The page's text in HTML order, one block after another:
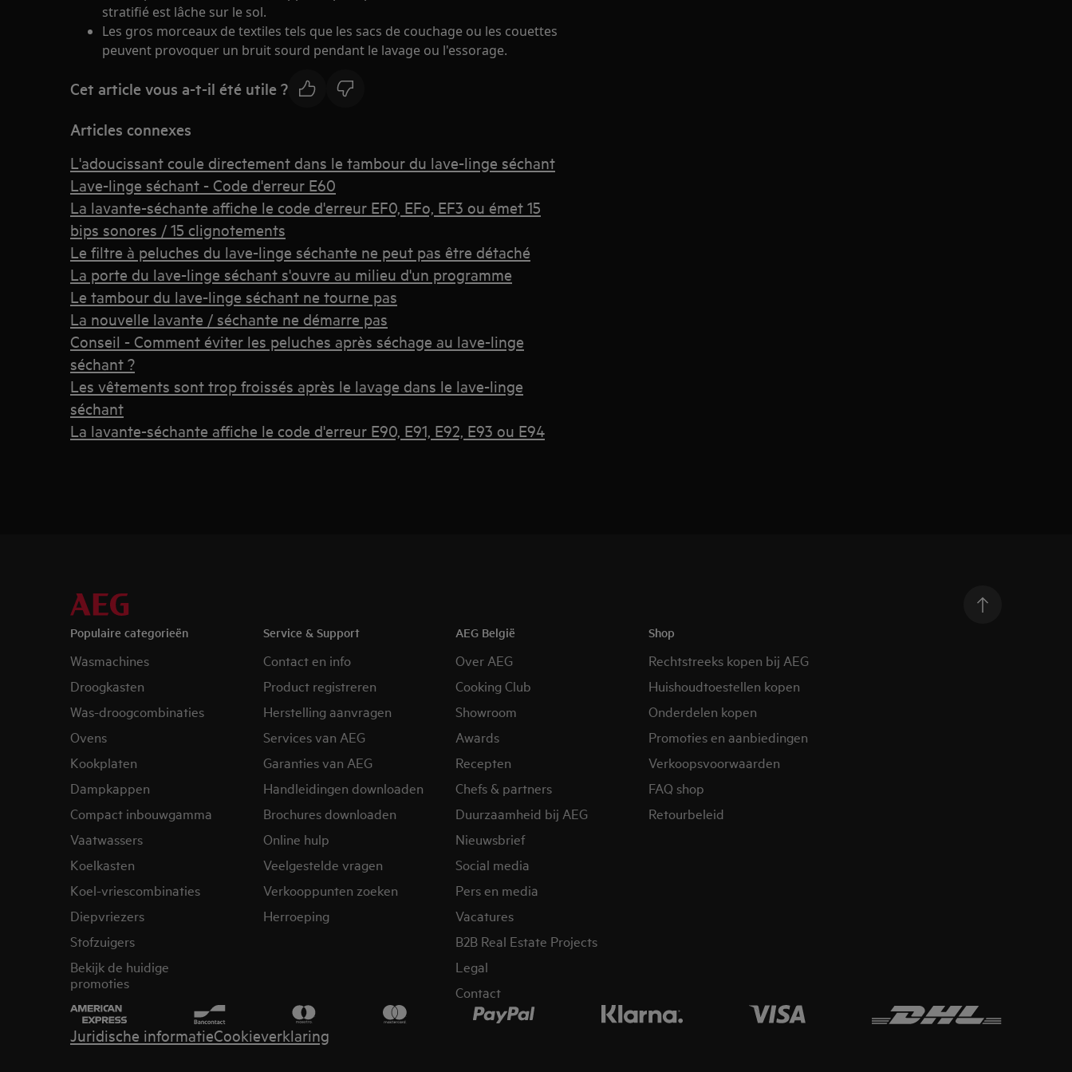
stratifié est lâche sur le sol.
Les gros morceaux de textiles tels que les sacs de couchage ou les couettes
peuvent provoquer un bruit sourd pendant le lavage ou l'essorage.
Cet article vous a-t-il été utile ?
Articles connexes
L'adoucissant coule directement dans le tambour du lave-linge séchant
Lave-linge séchant - Code d'erreur E60
La lavante-séchante affiche le code d'erreur EF0, EFo, EF3 ou émet 15
bips sonores / 15 clignotements
Le filtre à peluches du lave-linge séchante ne peut pas être détaché
La porte du lave-linge séchant s'ouvre au milieu d'un programme
Le tambour du lave-linge séchant ne tourne pas
La nouvelle lavante / séchante ne démarre pas
Conseil - Comment éviter les peluches après séchage au lave-linge
séchant ?
Les vêtements sont trop froissés après le lavage dans le lave-linge
séchant
La lavante-séchante affiche le code d'erreur E90, E91, E92, E93 ou E94
Populaire categorieën
Wasmachines
Droogkasten
Was-droogcombinaties
Ovens
Kookplaten
Dampkappen
Compact inbouwgamma
Vaatwassers
Koelkasten
Koel-vriescombinaties
Diepvriezers
Stofzuigers
Bekijk de huidige
promoties
Service & Support
Contact en info
Product registreren
Herstelling aanvragen
Services van AEG
Garanties van AEG
Handleidingen downloaden
Brochures downloaden
Online hulp
Veelgestelde vragen
Verkooppunten zoeken
Herroeping
AEG België
Over AEG
Cooking Club
Showroom
Awards
Recepten
Chefs & partners
Duurzaamheid bij AEG
Nieuwsbrief
Social media
Pers en media
Vacatures
B2B Real Estate Projects
Legal
Contact
Shop
Rechtstreeks kopen bij AEG
Huishoudtoestellen kopen
Onderdelen kopen
Promoties en aanbiedingen
Verkoopsvoorwaarden
FAQ shop
Retourbeleid​
Juridische informatieCookieverklaring